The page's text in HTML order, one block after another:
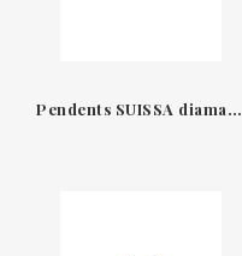
Pendents SUISSA diamants talla pera or blanc 18kt a01-30-295-01-